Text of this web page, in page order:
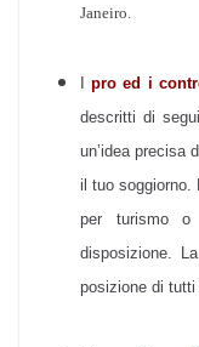
Janeiro.
Ipro ed i
descritti di
un’idea precisa
il tuo soggiorno.
per turismo
disposizione.
posizione di